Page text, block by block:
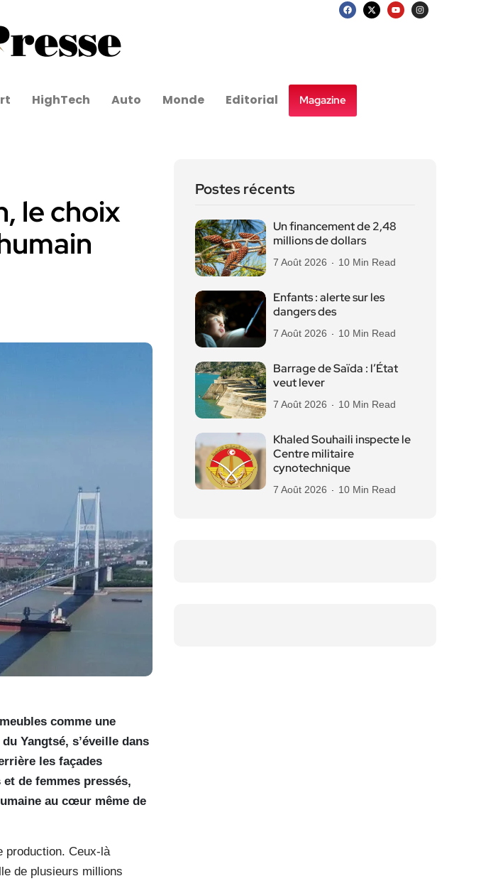
HighTech Auto Monde Editorial Magazine
le choix
comme une
Yangtsé, s’éveille dans
les façades
de femmes pressés,
au cœur même de
production. Ceux-là
de plusieurs millions
Postes récents
Un financement de 2,48
millions de dollars
7 Août 2026 10 Min Read
Enfants : alerte sur les
dangers des
7 Août 2026 10 Min Read
Barrage de Saïda : l’État
veut lever
7 Août 2026 10 Min Read
Khaled Souhaili inspecte le
Centre militaire
cynotechnique
7 Août 2026 10 Min Read